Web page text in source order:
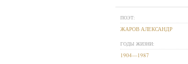
ПОЭТ:
ЖАРОВ АЛЕКСАНДР
ГОДЫ ЖИЗНИ:
1904—1987